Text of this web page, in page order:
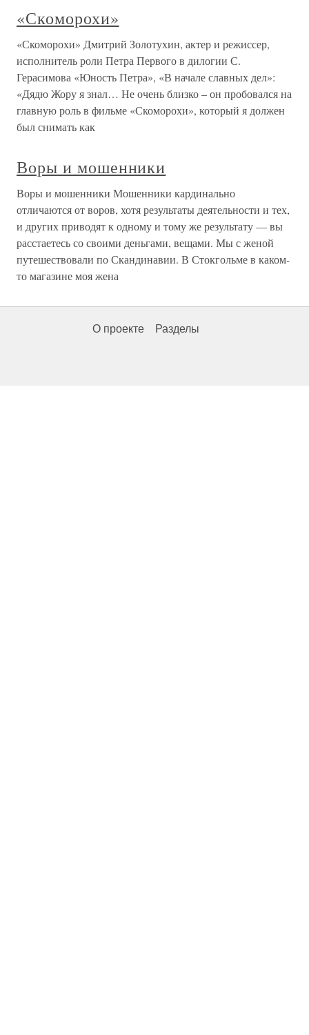
«Скоморохи»
«Скоморохи» Дмитрий Золотухин, актер и режиссер,
исполнитель роли Петра Первого в дилогии С.
Герасимова «Юность Петра», «В начале славных дел»:
«Дядю Жору я знал… Не очень близко – он пробовался на
главную роль в фильме «Скоморохи», который я должен
был снимать как
Воры и мошенники
Воры и мошенники Мошенники кардинально
отличаются от воров, хотя результаты деятельности и тех,
и других приводят к одному и тому же результату — вы
расстаетесь со своими деньгами, вещами. Мы с женой
путешествовали по Скандинавии. В Стокгольме в каком-
то магазине моя жена
О проекте Разделы